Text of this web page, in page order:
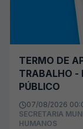
TERMO DE
TRABALHO -
PÚBLICO
07/08/2026
SECRETARIA
HUMANOS